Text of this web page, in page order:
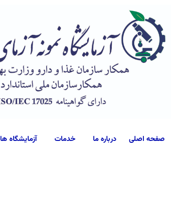
صفحه اصلی درباره ما خدمات آزمایشگاه ها